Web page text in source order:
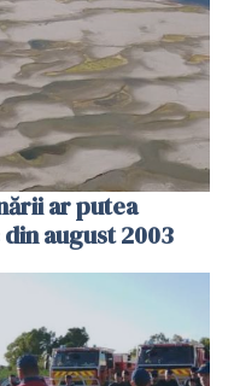
ar putea
august 2003